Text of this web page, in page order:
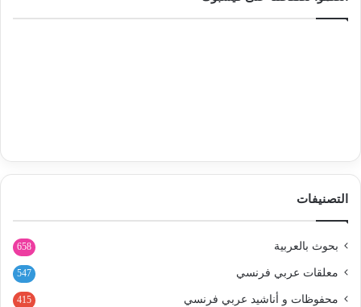
التصنيفات
بحوث بالعربية 658
معلقات عربي فرنسي 547
محفوظات و أناشيد عربي فرنسي 415